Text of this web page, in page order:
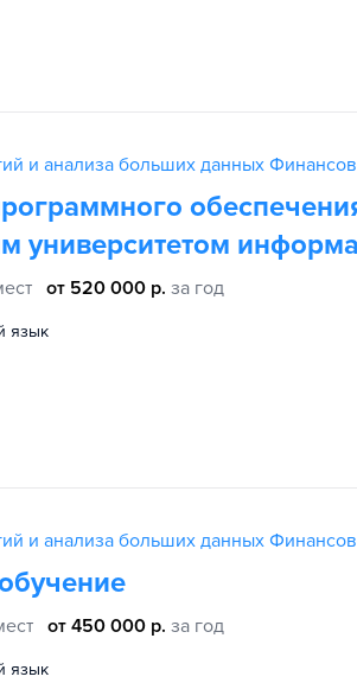
и анализа больших данных
университетом
от 520 000 р. за год
язык
и анализа больших данных
от 450 000 р. за год
язык